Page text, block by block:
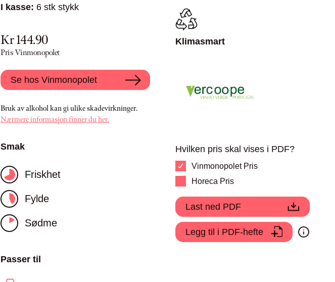
I kasse: 6 stk stykk
Kr 144.90
Pris Vinmonopolet
Se hos Vinmonopolet
Bruk av alkohol kan gi ulike skadevirkninger.
Nærmere informasjon finner du her.
Smak
Friskhet
Fylde
Sødme
Passer til
Klimasmart
Hvilken pris skal vises i PDF?
Vinmonopolet Pris
Horeca Pris
Last ned PDF
Legg til i PDF-hefte